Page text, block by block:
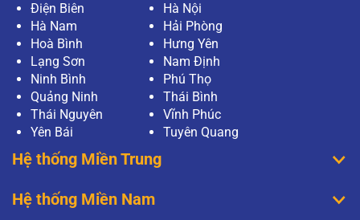
Điện Biên
Hà Nội
Hà Nam
Hải Phòng
Hoà Bình
Hưng Yên
Lạng Sơn
Nam Định
Ninh Bình
Phú Thọ
Quảng Ninh
Thái Bình
Thái Nguyên
Vĩnh Phúc
Yên Bái
Tuyên Quang
Hệ thống Miền Trung
Hệ thống Miền Nam